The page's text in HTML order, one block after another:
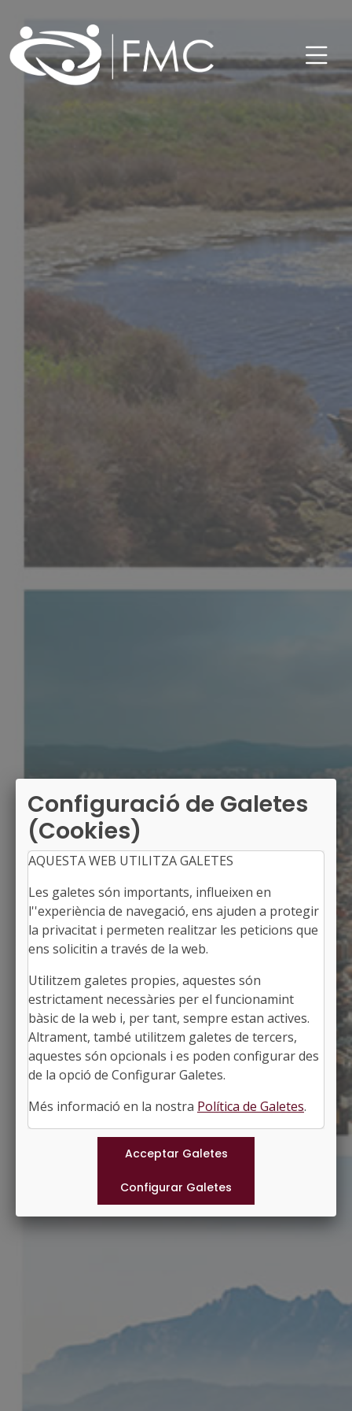
VILANOVA DE SEGRIÀ
Alcalde: Jordi Figuerol i Sarmiento
El Segrià, Lleida
Població: 1.094
Superfície: 8,50 km2
http://www.vilanovasegria.cat
Municipis
Configuració de Galetes
(Cookies)
AQUESTA WEB UTILITZA GALETES
Les galetes són importants, influeixen en
l''experiència de navegació, ens ajuden a protegir
la privacitat i permeten realitzar les peticions que
ens solicitin a través de la web.
Utilitzem galetes propies, aquestes són
estrictament necessàries per el funcionamint
bàsic de la web i, per tant, sempre estan actives.
Altrament, també utilitzem galetes de tercers,
aquestes són opcionals i es poden configurar des
de la opció de Configurar Galetes.
Més informació en la nostra Política de Galetes.